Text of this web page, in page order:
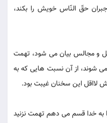
حقّ النّاس خویش را بکند،
و مجالس بیان می شود، تهمت
شوند، از آن نسبت هایی که به
لااقل این سخنان غیبت بود.
به خدا قسم می دهم تهمت نزنید